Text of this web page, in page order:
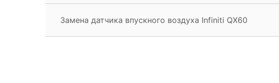
Замена датчика впускного воздуха Infiniti QX60